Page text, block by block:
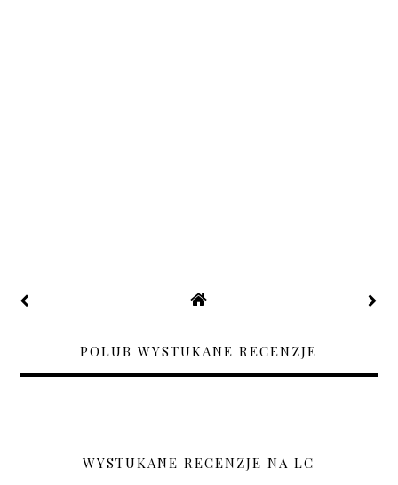
POLUB WYSTUKANE RECENZJE
WYSTUKANE RECENZJE NA LC